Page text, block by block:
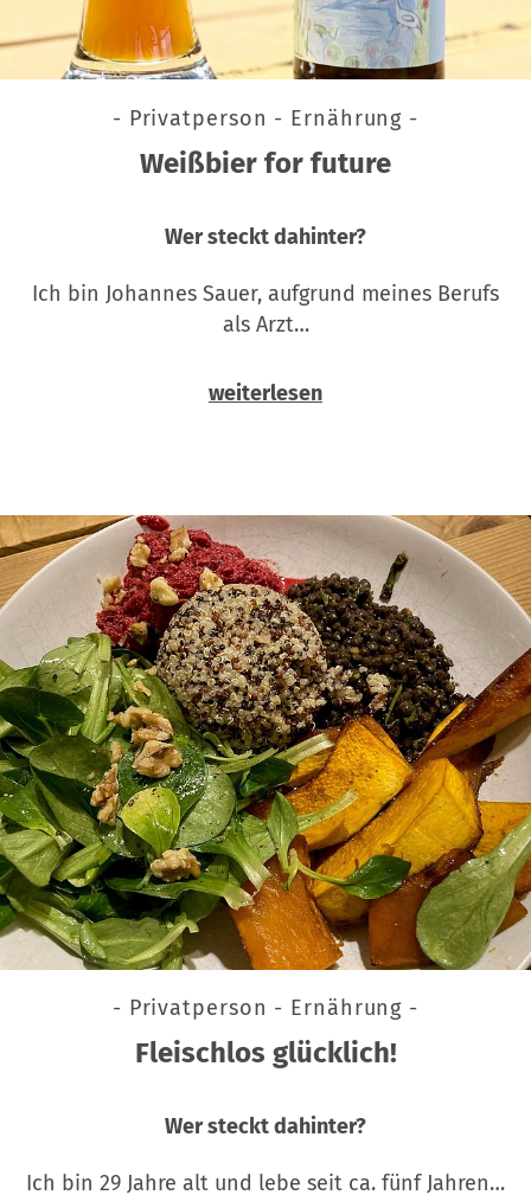
- Privatperson - Ernährung -
Weißbier for future
Wer steckt dahinter?
Ich bin Johannes Sauer, aufgrund meines Berufs
als Arzt…
weiterlesen
- Privatperson - Ernährung -
Fleischlos glücklich!
Wer steckt dahinter?
Ich bin 29 Jahre alt und lebe seit ca. fünf Jahren…